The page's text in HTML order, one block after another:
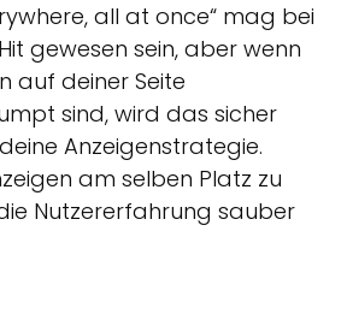
all at once“ mag bei
gewesen sein, aber wenn
auf deiner Seite
sind, wird das sicher
Anzeigenstrategie.
am selben Platz zu
Nutzererfahrung sauber